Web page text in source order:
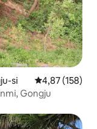
si 4,87 de uma
4,87 (158)
Gongju